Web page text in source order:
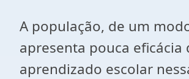
A população, de um
apresenta pouca eficácia
aprendizado escolar